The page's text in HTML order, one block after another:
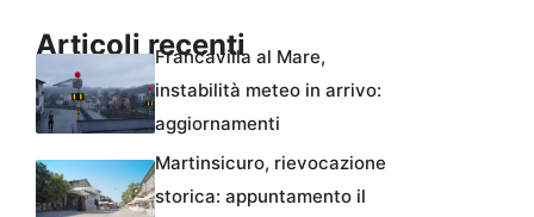
Articoli recenti
Francavilla al Mare,
instabilità meteo in arrivo:
aggiornamenti
Martinsicuro, rievocazione
storica: appuntamento il